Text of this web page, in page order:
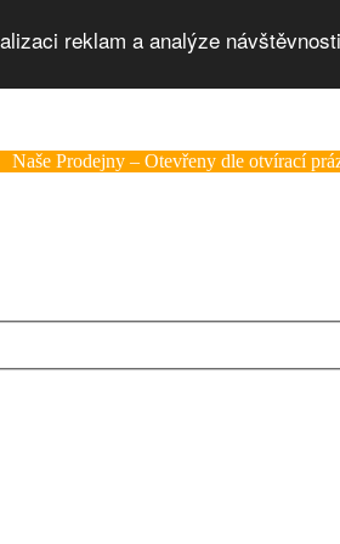
reklam a analýze
Naše Prodejny – Otevřeny dle otvírací